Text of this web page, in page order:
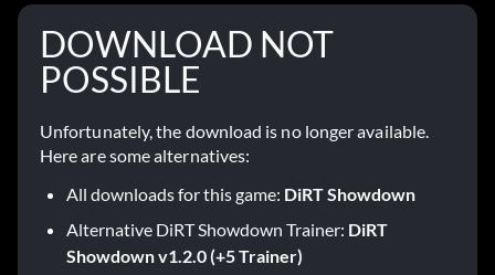
DOWNLOAD NOT
POSSIBLE
Unfortunately, the download is no longer available.
Here are some alternatives:
All downloads for this game: DiRT Showdown
Alternative DiRT Showdown Trainer: DiRT
Showdown v1.2.0 (+5 Trainer)